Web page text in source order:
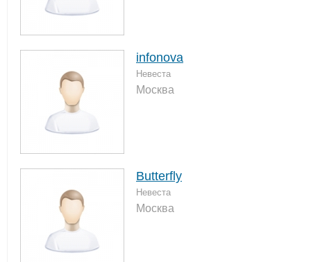
infonova
Невеста
Москва
Butterfly
Невеста
Москва